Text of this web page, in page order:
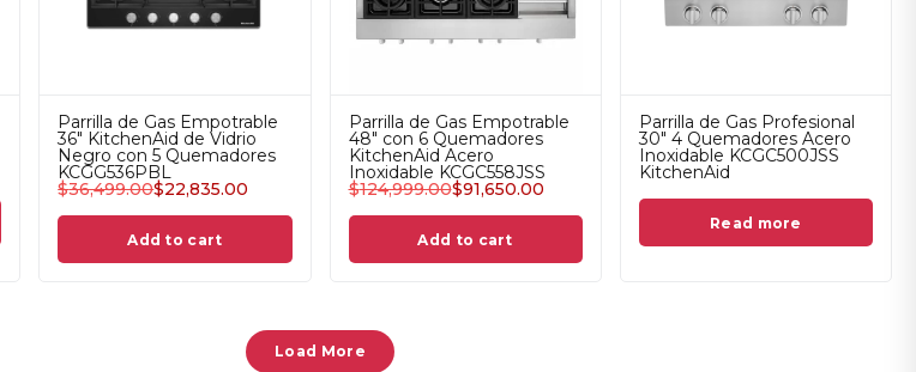
Parrilla de Gas Empotrable
36" KitchenAid de Vidrio
Negro con 5 Quemadores
KCGG536PBL
$36,499.00$22,835.00
Add to cart
Parrilla de Gas Empotrable
48" con 6 Quemadores
KitchenAid Acero
Inoxidable KCGC558JSS
$124,999.00$91,650.00
Add to cart
Parrilla de Gas Profesional
30" 4 Quemadores Acero
Inoxidable KCGC500JSS
KitchenAid
Read more
Load More